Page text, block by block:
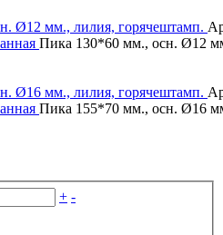
Пика 130*60 мм., осн. Ø12
Пика 155*70 мм., осн. Ø16
+ -